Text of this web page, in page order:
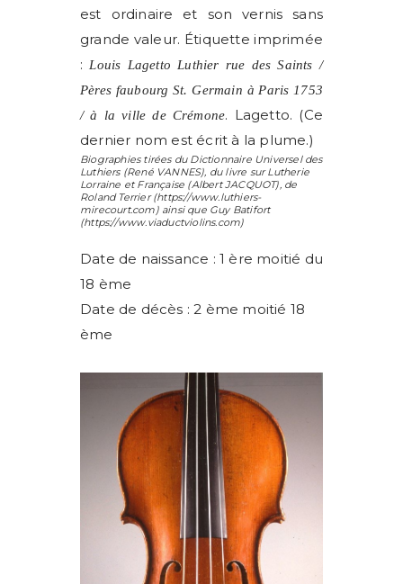
est ordinaire et son vernis sans
grande valeur. Étiquette imprimée
: Louis Lagetto Luthier rue des Saints /
Pères faubourg St. Germain à Paris 1753
/ à la ville de Crémone. Lagetto. (Ce
dernier nom est écrit à la plume.)
Biographies tirées du Dictionnaire Universel des
Luthiers (René VANNES), du livre sur Lutherie
Lorraine et Française (Albert JACQUOT), de
Roland Terrier(https://www.luthiers-
mirecourt.com) ainsi que Guy Batifort
(https://www.viaductviolins.com)
Date de naissance : 1 ère moitié du
18 ème
Date de décès : 2 ème moitié 18
ème